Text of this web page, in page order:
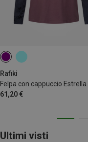
Rafiki
61,20 €
XS S
Ultimi visti